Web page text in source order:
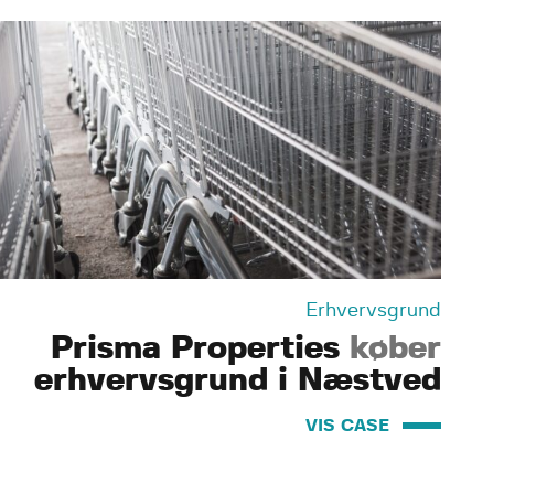
Erhvervsgrund
Prisma Properties køber
erhvervsgrund i Næstved
VIS CASE